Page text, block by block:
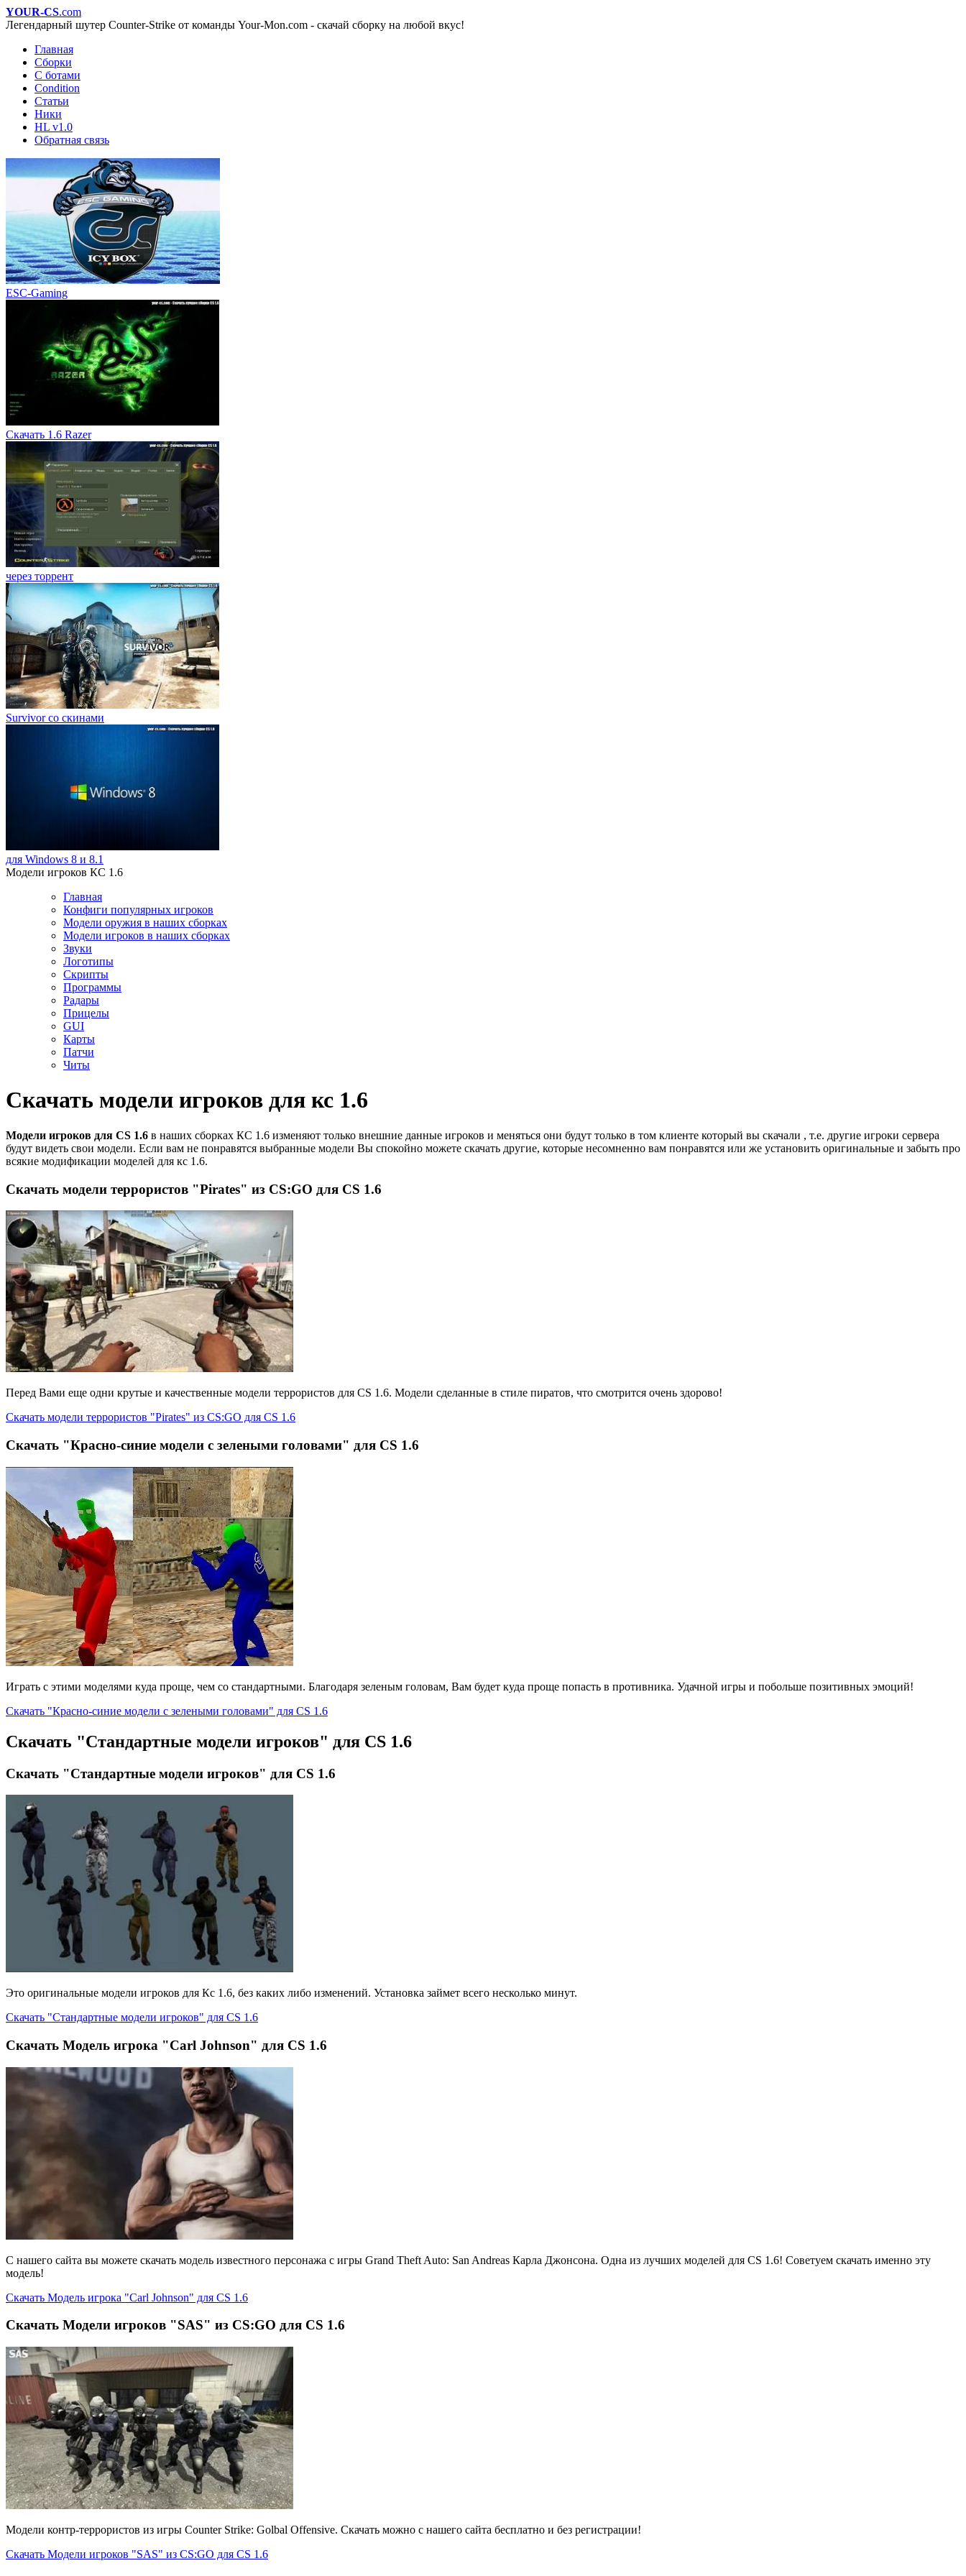
YOUR-CS.com
Легендарный шутер Counter-Strike от команды Your-Mon.com - скачай сборку на любой вкус!
Главная
Сборки
С ботами
Condition
Статьи
Ники
HL v1.0
Обратная связь
ESC-Gaming
Скачать 1.6 Razer
через торрент
Survivor со скинами
для Windows 8 и 8.1
Модели игроков КС 1.6
Главная
Конфиги популярных игроков
Модели оружия в наших cборках
Модели игроков в наших сборках
Звуки
Логотипы
Скрипты
Программы
Радары
Прицелы
GUI
Карты
Патчи
Читы
Скачать модели игроков для кс 1.6
Модели игроков для CS 1.6 в наших сборках КС 1.6 изменяют только внешние данные игроков и меняться они будут только в том клиенте который вы скачали , т.е. другие игроки сервера
будут видеть свои модели. Если вам не понравятся выбранные модели Вы спокойно можете скачать другие, которые несомненно вам понравятся или же установить оригинальные и забыть про
всякие модификации моделей для кс 1.6.
Cкачать модели террористов "Pirates" из CS:GO для CS 1.6
Перед Вами еще одни крутые и качественные модели террористов для CS 1.6. Модели сделанные в стиле пиратов, что смотрится очень здорово!
Cкачать модели террористов "Pirates" из CS:GO для CS 1.6
Скачать "Красно-синие модели с зелеными головами" для CS 1.6
Играть с этими моделями куда проще, чем со стандартными. Благодаря зеленым головам, Вам будет куда проще попасть в противника. Удачной игры и побольше позитивных эмоций!
Скачать "Красно-синие модели с зелеными головами" для CS 1.6
Скачать "Стандартные модели игроков" для CS 1.6
Скачать "Стандартные модели игроков" для CS 1.6
Это оригинальные модели игроков для Кс 1.6, без каких либо изменений. Установка займет всего несколько минут.
Скачать "Стандартные модели игроков" для CS 1.6
Cкачать Модель игрока "Carl Johnson" для CS 1.6
С нашего сайта вы можете скачать модель известного персонажа с игры Grand Theft Auto: San Andreas Карла Джонсона. Одна из лучших моделей для CS 1.6! Советуем скачать именно эту
модель!
Cкачать Модель игрока "Carl Johnson" для CS 1.6
Скачать Модели игроков "SAS" из CS:GO для CS 1.6
Модели контр-террористов из игры Counter Strike: Golbal Offensive. Скачать можно с нашего сайта бесплатно и без регистрации!
Скачать Модели игроков "SAS" из CS:GO для CS 1.6